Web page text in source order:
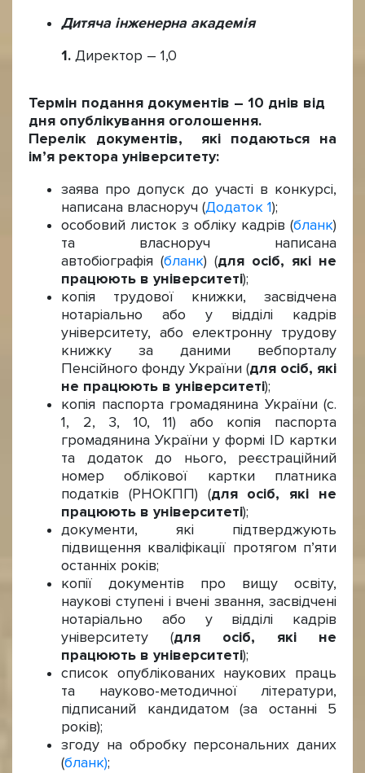
Дитяча інженерна академія
Директор – 1,0
Термін подання документів – 10 днів від
дня опублікування оголошення.
Перелік документів, які подаються на
ім’я ректора університету:
заява про допуск до участі в конкурсі,
написана власноруч (Додаток 1);
особовий листок з обліку кадрів (бланк)
та власноруч написана
автобіографія (бланк) (для осіб, які не
працюють в університеті);
копія трудової книжки, засвідчена
нотаріально або у відділі кадрів
університету, або електронну трудову
книжку за даними вебпорталу
Пенсійного фонду України (для осіб, які
не працюють в університеті);
копія паспорта громадянина України (с.
1, 2, 3, 10, 11) або копія паспорта
громадянина України у формі ID картки
та додаток до нього, реєстраційний
номер облікової картки платника
податків (РНОКПП) (для осіб, які не
працюють в університеті);
документи, які підтверджують
підвищення кваліфікації протягом п’яти
останніх років;
копії документів про вищу освіту,
наукові ступені і вчені звання, засвідчені
нотаріально або у відділі кадрів
університету (для осіб, які не
працюють в університеті);
список опублікованих наукових праць
та науково-методичної літератури,
підписаний кандидатом (за останні 5
років);
згоду на обробку персональних даних
(бланк);